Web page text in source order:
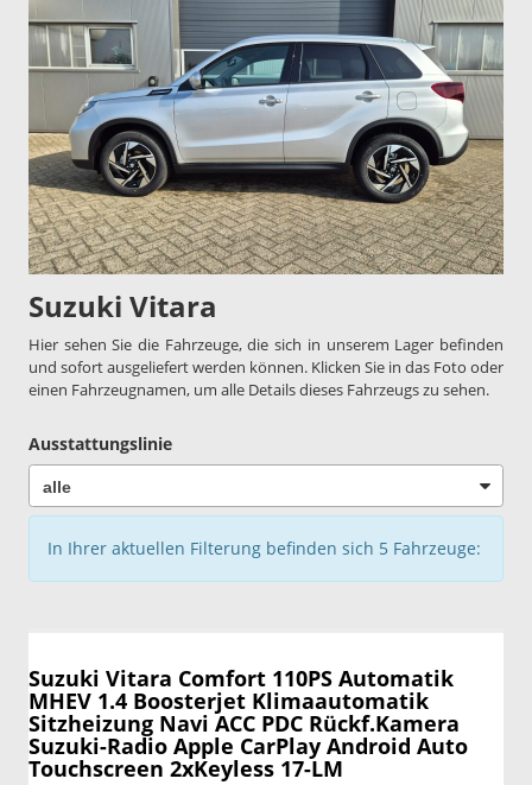
Suzuki Vitara
Hier sehen Sie die Fahrzeuge, die sich in unserem Lager befinden
und sofort ausgeliefert werden können. Klicken Sie in das Foto oder
einen Fahrzeugnamen, um alle Details dieses Fahrzeugs zu sehen.
Ausstattungslinie
In Ihrer aktuellen Filterung befinden sich 5 Fahrzeuge:
Suzuki Vitara Comfort 110PS Automatik
MHEV 1.4 Boosterjet Klimaautomatik
Sitzheizung Navi ACC PDC Rückf.Kamera
Suzuki-Radio Apple CarPlay Android Auto
Touchscreen 2xKeyless 17-LM